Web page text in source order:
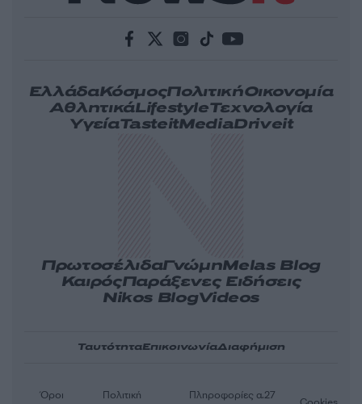
ΕλλάδαΚόσμοςΠολιτικήΟικονομία
ΑθλητικάLifestyleΤεχνολογία
ΥγείαTasteitMediaDriveit
ΠρωτοσέλιδαΓνώμηMelas Blog
ΚαιρόςΠαράξενες Ειδήσεις
Nikos BlogVideos
ΤαυτότηταΕπικοινωνίαΔιαφήμιση
Όροι
Πολιτική
Πληροφορίες α.27